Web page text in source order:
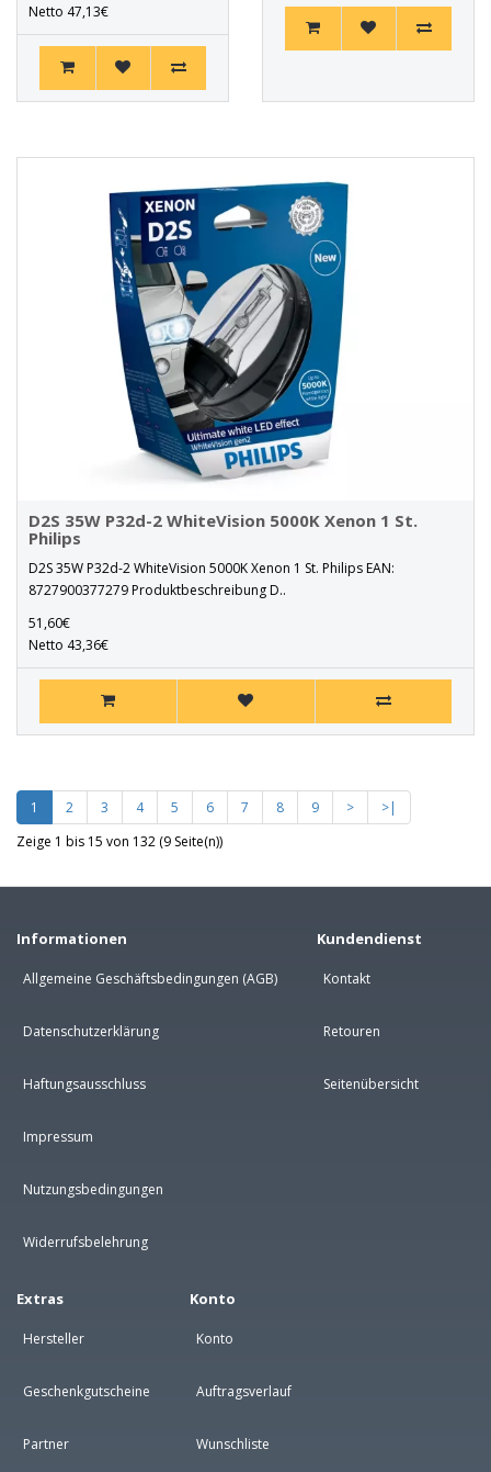
Netto 47,13€
D2S 35W P32d-2 WhiteVision 5000K Xenon 1 St.
Philips
D2S 35W P32d-2 WhiteVision 5000K Xenon 1 St. Philips EAN:
8727900377279 Produktbeschreibung D..
51,60€
Netto 43,36€
1 2 3 4 5 6 7 8 9 >
>|
Zeige 1 bis 15 von 132 (9 Seite(n))
Informationen
Allgemeine Geschäftsbedingungen (AGB)
Datenschutzerklärung
Haftungsausschluss
Impressum
Nutzungsbedingungen
Widerrufsbelehrung
Kundendienst
Kontakt
Retouren
Seitenübersicht
Extras
Hersteller
Geschenkgutscheine
Partner
Konto
Konto
Auftragsverlauf
Wunschliste